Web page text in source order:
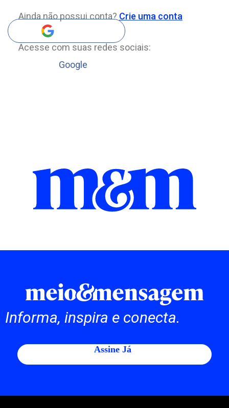
Ainda não possui conta? Crie uma conta
Acesse com suas redes sociais:
Google
Informa, inspira e conecta.
Assine Já